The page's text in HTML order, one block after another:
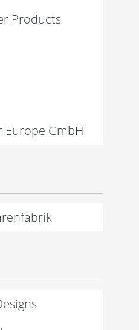
Products
Europe GmbH